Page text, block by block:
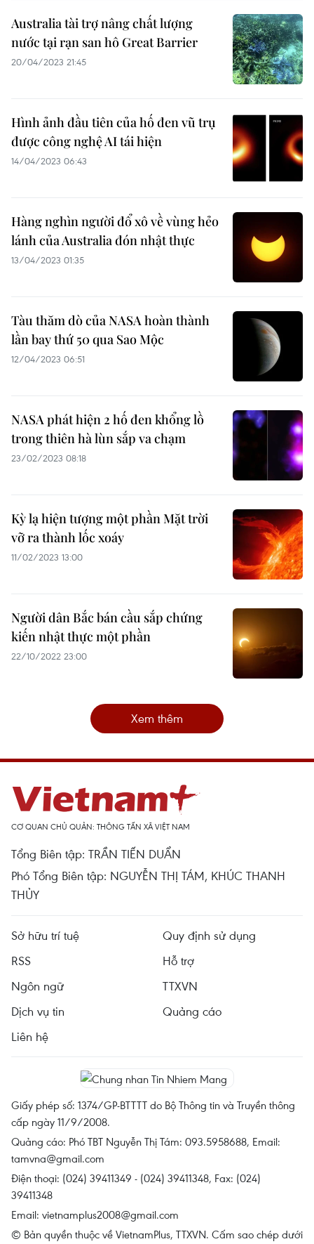
Australia tài trợ nâng chất lượng
nước tại rạn san hô Great Barrier
20/04/2023 21:45
Hình ảnh đầu tiên của hố đen vũ trụ
được công nghệ AI tái hiện
14/04/2023 06:43
Hàng nghìn người đổ xô về vùng hẻo
lánh của Australia đón nhật thực
13/04/2023 01:35
Tàu thăm dò của NASA hoàn thành
lần bay thứ 50 qua Sao Mộc
12/04/2023 06:51
NASA phát hiện 2 hố đen khổng lồ
trong thiên hà lùn sắp va chạm
23/02/2023 08:18
Kỳ lạ hiện tượng một phần Mặt trời
vỡ ra thành lốc xoáy
11/02/2023 13:00
Người dân Bắc bán cầu sắp chứng
kiến nhật thực một phần
22/10/2022 23:00
Xem thêm
CƠ QUAN CHỦ QUẢN: THÔNG TẤN XÃ VIỆT NAM
Tổng Biên tập: TRẦN TIẾN DUẨN
Phó Tổng Biên tập: NGUYỄN THỊ TÁM, KHÚC THANH
THỦY
Sở hữu trí tuệ
Quy định sử dụng
RSS
Hỗ trợ
Ngôn ngữ
TTXVN
Dịch vụ tin
Quảng cáo
Liên hệ
Giấy phép số: 1374/GP-BTTTT do Bộ Thông tin và Truyền thông
cấp ngày 11/9/2008.
Quảng cáo: Phó TBT Nguyễn Thị Tám: 093.5958688, Email:
tamvna@gmail.com
Điện thoại: (024) 39411349 - (024) 39411348, Fax: (024)
39411348
Email: vietnamplus2008@gmail.com
© Bản quyền thuộc về VietnamPlus, TTXVN. Cấm sao chép dưới